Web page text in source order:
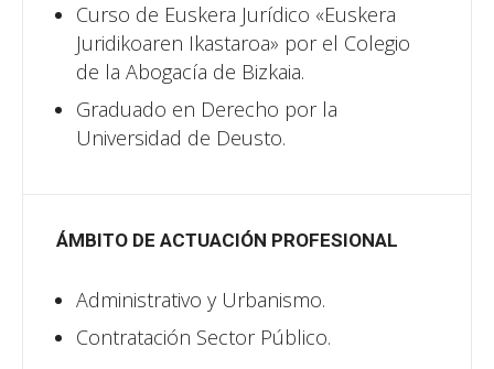
Curso de Euskera Jurídico «Euskera
Juridikoaren Ikastaroa» por el Colegio
de la Abogacía de Bizkaia.
Graduado en Derecho por la
Universidad de Deusto.
ÁMBITO DE ACTUACIÓN PROFESIONAL
Administrativo y Urbanismo.
Contratación Sector Público.